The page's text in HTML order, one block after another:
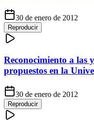
30 de enero de 2012
Reproducir
Reconocimiento a las
propuestos en la
30 de enero de 2012
Reproducir